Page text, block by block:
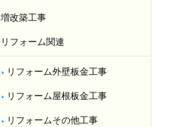
増改築工事
リフォーム関連
リフォーム外壁板金工事
リフォーム屋根板金工事
リフォームその他工事